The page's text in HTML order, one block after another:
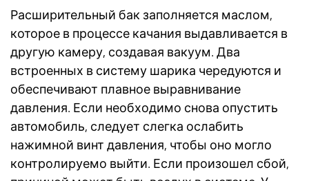
Расширительный бак заполняется маслом,
которое в процессе качания выдавливается в
другую камеру, создавая вакуум. Два
встроенных в систему шарика чередуются и
обеспечивают плавное выравнивание
давления. Если необходимо снова опустить
автомобиль, следует слегка ослабить
нажимной винт давления, чтобы оно могло
контролируемо выйти. Если произошел сбой,